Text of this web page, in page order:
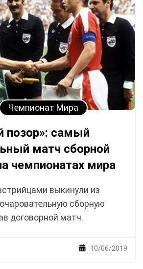
Чемпионат Мира
позор»: самый
матч сборной
чемпионатах мира
выкинули из
сборную
договорной матч.
10/06/2019